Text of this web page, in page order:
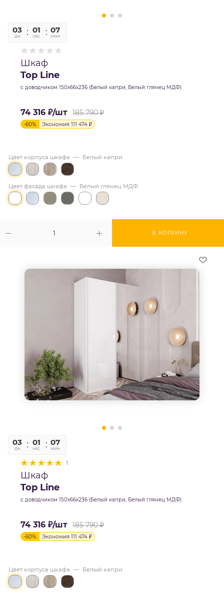
03
дн
01
час
07
мин
Шкаф
Top Line
с доводчиком 150х66х236 (Белый капри, Белый глянец МДФ)
74 316 ₽/шт 185 790₽
-60% Экономия 111 474 ₽
В КОРЗИНУ
Цвет корпуса шкафа — Белый капри
Цвет фасада шкафа — Белый глянец МДФ
03
дн
01
час
07
мин
1
Шкаф
Top Line
с доводчиком 150х66х236 (Белый капри, Белый глянец МДФ)
74 316 ₽/шт 185 790₽
-60% Экономия 111 474 ₽
Цвет корпуса шкафа — Белый капри